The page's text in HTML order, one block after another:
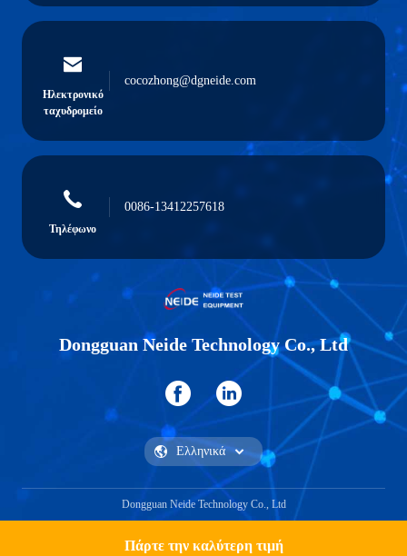
Πάρτε την καλύτερη τιμή
Ηλεκτρονικό
ταχυδρομείο
cocozhong@dgneide.com
Τηλέφωνο
0086-13412257618
Dongguan Neide Technology Co., Ltd
Dongguan Neide Technology Co., Ltd
Βρες ένα απόσπασμα.